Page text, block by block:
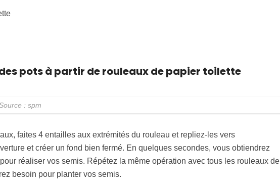
des pots à partir de rouleaux de papier toilette
: spm
faites 4 entailles aux extrémités du rouleau et repliez-les vers
et créer un fond bien fermé. En quelques secondes, vous obtiendrez
réaliser vos semis. Répétez la même opération avec tous les rouleaux de
besoin pour planter vos semis.